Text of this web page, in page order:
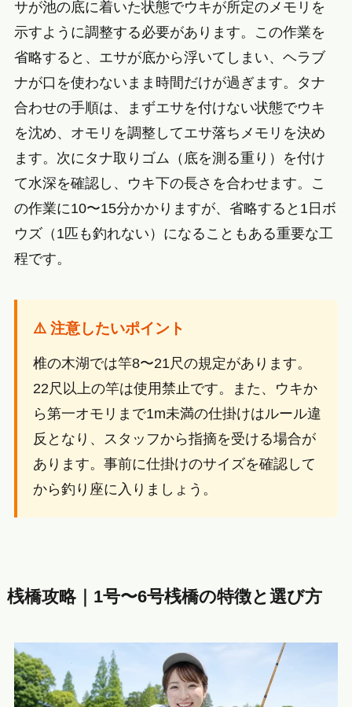
サが池の底に着いた状態でウキが所定のメモリを
示すように調整する必要があります。この作業を
省略すると、エサが底から浮いてしまい、ヘラブ
ナが口を使わないまま時間だけが過ぎます。タナ
合わせの手順は、まずエサを付けない状態でウキ
を沈め、オモリを調整してエサ落ちメモリを決め
ます。次にタナ取りゴム（底を測る重り）を付け
て水深を確認し、ウキ下の長さを合わせます。こ
の作業に10〜15分かかりますが、省略すると1日ボ
ウズ（1匹も釣れない）になることもある重要な工
程です。
⚠️ 注意したいポイント
椎の木湖では竿8〜21尺の規定があります。
22尺以上の竿は使用禁止です。また、ウキか
ら第一オモリまで1m未満の仕掛けはルール違
反となり、スタッフから指摘を受ける場合が
あります。事前に仕掛けのサイズを確認して
から釣り座に入りましょう。
桟橋攻略｜1号〜6号桟橋の特徴と選び方